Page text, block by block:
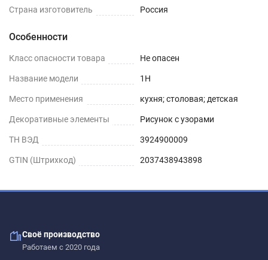
Страна изготовитель Россия
Особенности
Класс опасности товара Не опасен
Название модели 1H
Место применения кухня; столовая; детская
Декоративные элементы Рисунок с узорами
ТН ВЭД 3924900009
GTIN (Штрихкод) 2037438943898
Своё производство
Работаем с 2020 года